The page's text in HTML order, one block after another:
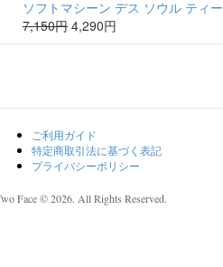
ソフトマシーン デス ソウル ティー
7,150円 4,290円
ご利用ガイド
特定商取引法に基づく表記
プライバシーポリシー
Face © 2026. All Rights Reserved.